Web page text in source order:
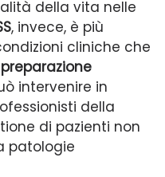
della vita nelle
, invece, è più
cliniche che
intervenire in
della
di pazienti non
patologie